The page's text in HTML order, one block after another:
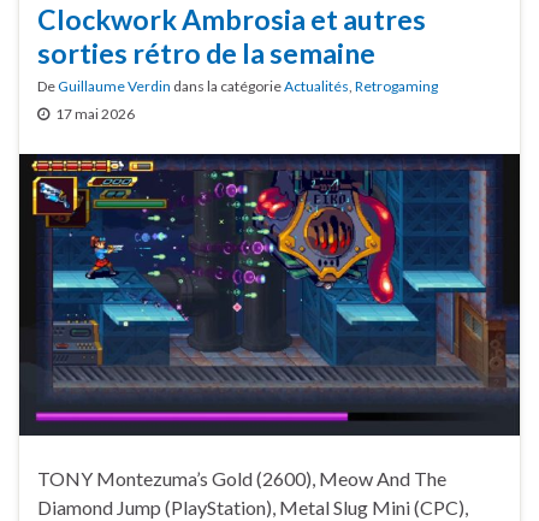
Clockwork Ambrosia et autres
sorties rétro de la semaine
DeGuillaume Verdin dans la catégorieActualités Retrogaming
17 mai 2026
TONY Montezuma’s Gold (2600), Meow And The
Diamond Jump (PlayStation), Metal Slug Mini (CPC),